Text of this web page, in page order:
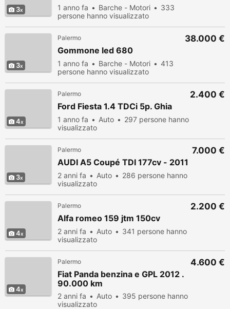
3 1 anno fa Barche - Motori
333
persone hanno visualizzato
3
Palermo
Gommone led 680
1 anno fa Barche - Motori
413
persone hanno visualizzato
38.000 €
4
Palermo
Ford Fiesta 1.4 TDCi 5p. Ghia
1 anno fa Auto
297 persone hanno
visualizzato
2.400 €
3
Palermo
AUDI A5 Coupé TDI 177cv - 2011
2 anni fa Auto
286 persone hanno
visualizzato
7.000 €
4
Palermo
Alfa romeo 159 jtm 150cv
2 anni fa Auto
341 persone hanno
visualizzato
2.200 €
4
Palermo
Fiat Panda benzina e GPL 2012 .
90.000 km
2 anni fa Auto
395 persone hanno
visualizzato
4.600 €